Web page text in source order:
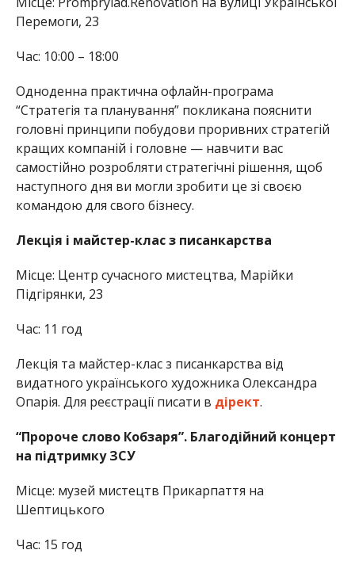
Перемоги, 23
Час: 10:00 – 18:00
Одноденна практична офлайн-програма
“Стратегія та планування” покликана пояснити
головні принципи побудови проривних стратегій
кращих компаній і головне — навчити вас
самостійно розробляти стратегічні рішення, щоб
наступного дня ви могли зробити це зі своєю
командою для свого бізнесу.
Лекція і майстер-клас з писанкарства
Місце: Центр сучасного мистецтва, Марійки
Підгірянки, 23
Час: 11 год
Лекція та майстер-клас з писанкарства від
видатного українського художника Олександра
Опарія. Для реєстрації писати в дірект.
“Пророче слово Кобзаря”. Благодійний концерт
на підтримку ЗСУ
Місце: музей мистецтв Прикарпаття на
Шептицького
Час: 15 год